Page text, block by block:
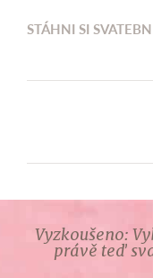
STÁHNI SI
Vyzkoušeno:
právě teď